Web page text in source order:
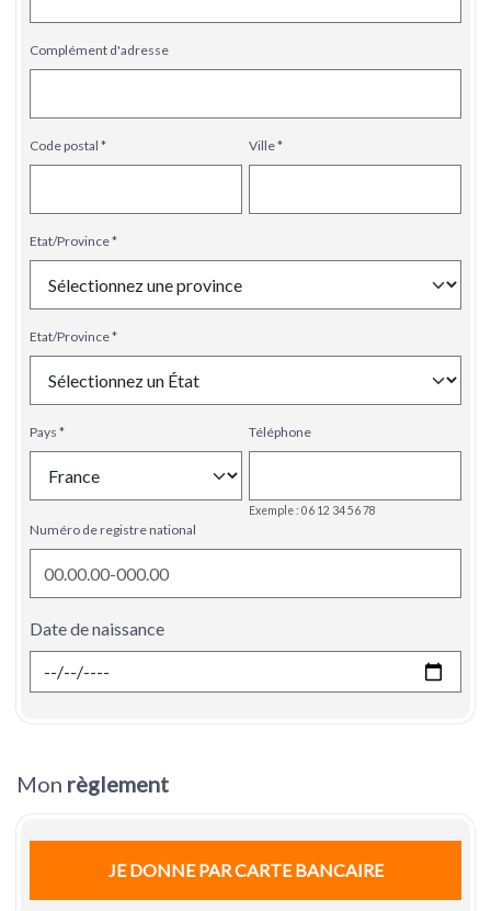
Complément d'adresse
Code postal Ville
Etat/Province
Etat/Province
Pays Téléphone
Exemple : 06 12 34 56 78
Numéro de registre national
Date de naissance
Mon règlement
JE DONNE PAR CARTE BANCAIRE